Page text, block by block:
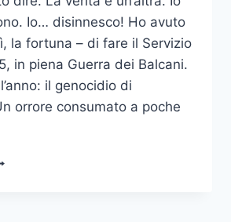
Io… disinnesco! Ho avuto
la fortuna – di fare il Servizio
in piena Guerra dei Balcani.
il genocidio di
orrore consumato a poche